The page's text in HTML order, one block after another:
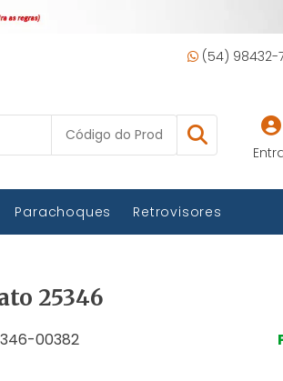
(54) 98432-
Parachoques Retrovisores
25346
00382